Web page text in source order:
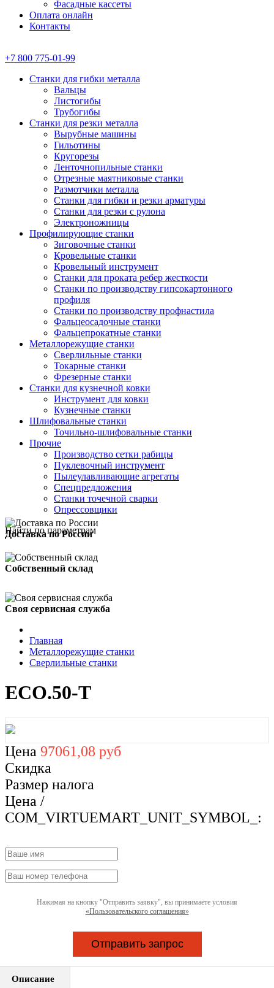
Фасадные кассеты
Оплата онлайн
Контакты
+7 800 775-01-99
Станки для гибки металла
Вальцы
Листогибы
Трубогибы
Станки для резки металла
Вырубные машины
Гильотины
Кругорезы
Ленточнопильные станки
Отрезные маятниковые станки
Размотчики металла
Станки для гибки и резки арматуры
Станки для резки с рулона
Электроножницы
Профилирующие станки
Зиговочные станки
Кровельные станки
Кровельный инструмент
Станки для проката ребер жесткости
Станки по производству гипсокартонного
профиля
Станки по производству профнастила
Фальцеосадочные станки
Фальцепрокатные станки
Металлорежущие станки
Сверлильные станки
Токарные станки
Фрезерные станки
Станки для кузнечной ковки
Инструмент для ковки
Кузнечные станки
Шлифовальные станки
Точильно-шлифовальные станки
Прочие
Производство сетки рабицы
Пуклевочный инструмент
Пылеулавливающие агрегаты
Спецпредложения
Станки точечной сварки
Опрессовщики
Найти по параметрам
Доставка по России
Собственный склад
Своя сервисная служба
Главная
Металлорежущие станки
Сверлильные станки
ECO.50-T
Цена 97061,08 руб
Скидка
Размер налога
Цена /
COM_VIRTUEMART_UNIT_SYMBOL_:
Нажимая на кнопку "Отправить заявку", вы принимаете условия
«Пользовательского соглашения»
Отправить запрос
Описание